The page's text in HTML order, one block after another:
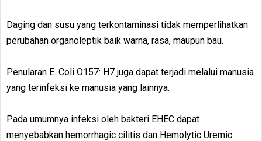
Daging dan susu yang terkontaminasi tidak memperlihatkan
perubahan organoleptik baik warna, rasa, maupun bau.
Penularan E. Coli O157: H7 juga dapat terjadi melalui manusia
yang terinfeksi ke manusia yang lainnya.
Pada umumnya infeksi oleh bakteri EHEC dapat
menyebabkan hemorrhagic cilitis dan Hemolytic Uremic